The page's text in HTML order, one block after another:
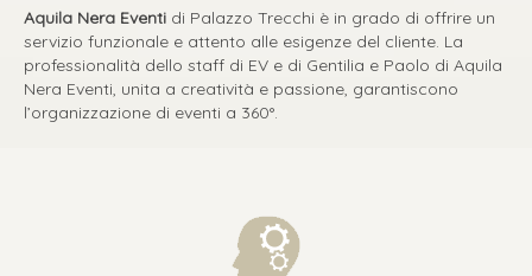
Aquila Nera Eventi di Palazzo Trecchi è in grado di offrire un
servizio funzionale e attento alle esigenze del cliente. La
professionalità dello staff di EV e di Gentilia e Paolo di Aquila
Nera Eventi, unita a creatività e passione, garantiscono
l’organizzazione di eventi a 360°.